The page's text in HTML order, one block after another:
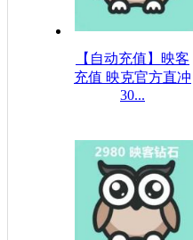
【自动充值】映客
充值 映克官方直冲
30...